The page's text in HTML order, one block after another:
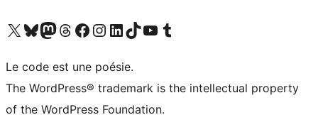
Visitez notre compte X (précédemment Twitter)
Visiter notre compte Bluesky
Visiter notre compte Mastodon
Visiter notre compte Threads
Consulter notre compte Facebook
Consulter notre compte Instagram
Consulter notre compte LinkedIn
Visiter notre compte TokTok
Visiter notre chaîne YouTube
Visiter notre compte Tumblr
Le code est une poésie.
The WordPress® trademark is the intellectual property
of the WordPress Foundation.